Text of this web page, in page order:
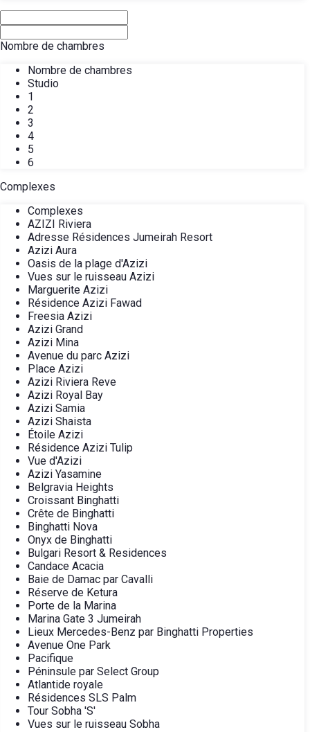
Nombre de chambres
Nombre de chambres
Studio
1
2
3
4
5
6
Complexes
Complexes
AZIZI Riviera
Adresse Résidences Jumeirah Resort
Azizi Aura
Oasis de la plage d'Azizi
Vues sur le ruisseau Azizi
Marguerite Azizi
Résidence Azizi Fawad
Freesia Azizi
Azizi Grand
Azizi Mina
Avenue du parc Azizi
Place Azizi
Azizi Riviera Reve
Azizi Royal Bay
Azizi Samia
Azizi Shaista
Étoile Azizi
Résidence Azizi Tulip
Vue d'Azizi
Azizi Yasamine
Belgravia Heights
Croissant Binghatti
Crête de Binghatti
Binghatti Nova
Onyx de Binghatti
Bulgari Resort & Residences
Candace Acacia
Baie de Damac par Cavalli
Réserve de Ketura
Porte de la Marina
Marina Gate 3 Jumeirah
Lieux Mercedes-Benz par Binghatti Properties
Avenue One Park
Pacifique
Péninsule par Select Group
Atlantide royale
Résidences SLS Palm
Tour Sobha 'S'
Vues sur le ruisseau Sobha